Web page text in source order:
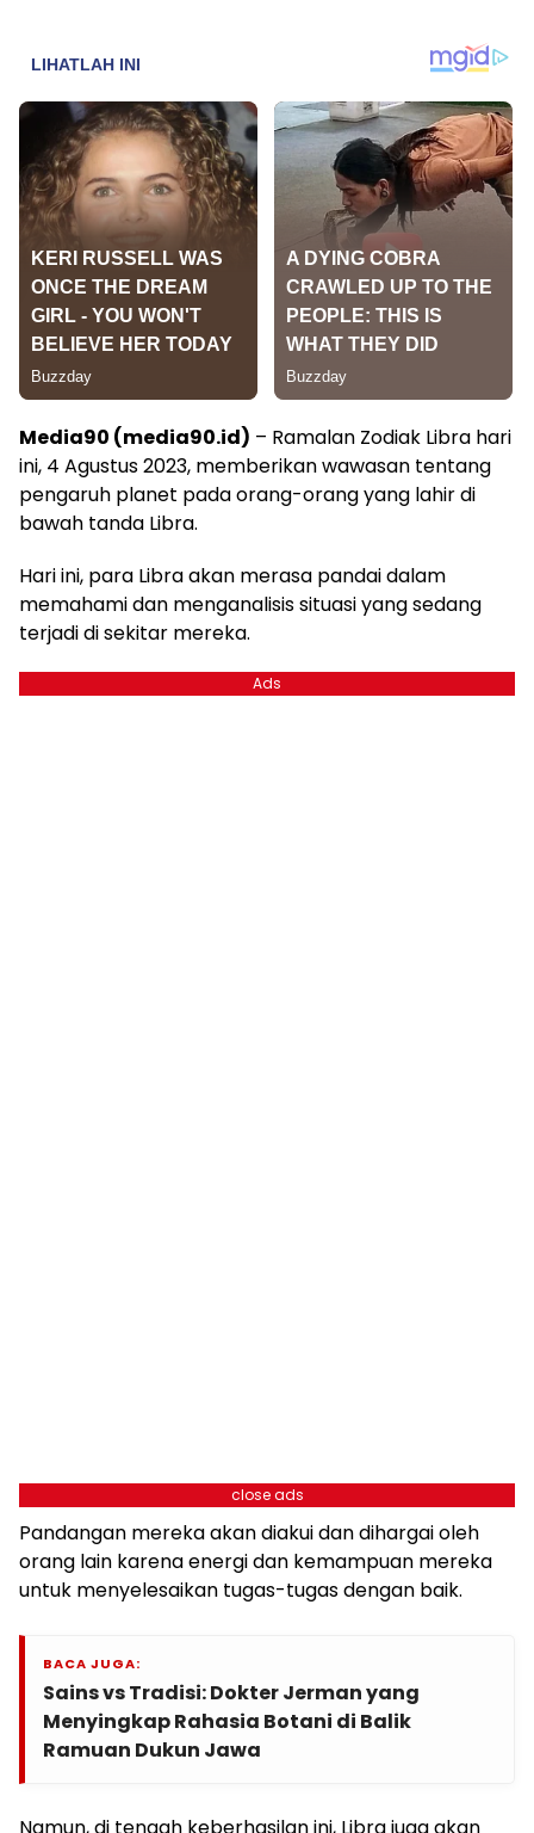
Media90 (media90.id) – Ramalan Zodiak Libra hari
ini, 4 Agustus 2023, memberikan wawasan tentang
pengaruh planet pada orang-orang yang lahir di
bawah tanda Libra.
Hari ini, para Libra akan merasa pandai dalam
memahami dan menganalisis situasi yang sedang
terjadi di sekitar mereka.
Ads
close ads
Pandangan mereka akan diakui dan dihargai oleh
orang lain karena energi dan kemampuan mereka
untuk menyelesaikan tugas-tugas dengan baik.
BACA JUGA:
Sains vs Tradisi: Dokter Jerman yang
Menyingkap Rahasia Botani di Balik
Ramuan Dukun Jawa
Namun, di tengah keberhasilan ini, Libra juga akan